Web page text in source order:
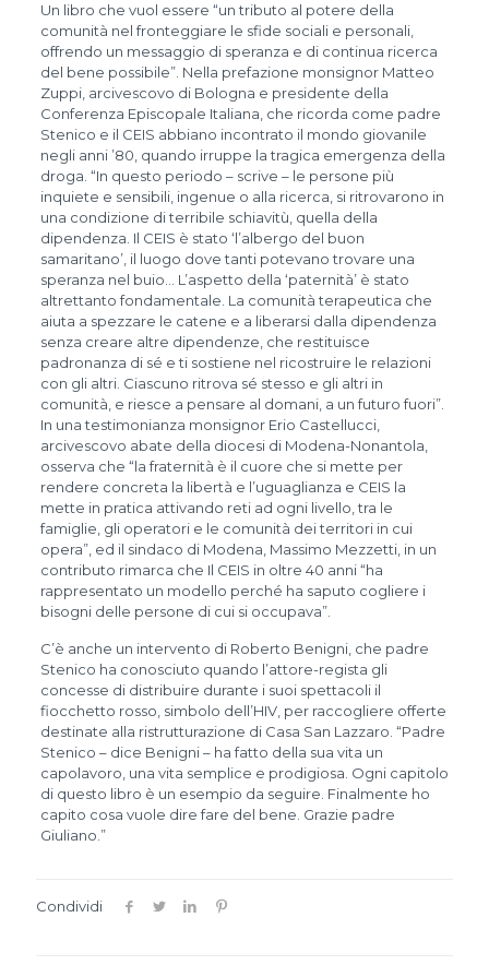
Un libro che vuol essere “un tributo al potere della
comunità nel fronteggiare le sfide sociali e personali,
offrendo un messaggio di speranza e di continua ricerca
del bene possibile”. Nella prefazione monsignor Matteo
Zuppi, arcivescovo di Bologna e presidente della
Conferenza Episcopale Italiana, che ricorda come padre
Stenico e il CEIS abbiano incontrato il mondo giovanile
negli anni ’80, quando irruppe la tragica emergenza della
droga. “In questo periodo – scrive – le persone più
inquiete e sensibili, ingenue o alla ricerca, si ritrovarono in
una condizione di terribile schiavitù, quella della
dipendenza. Il CEIS è stato ‘l’albergo del buon
samaritano’, il luogo dove tanti potevano trovare una
speranza nel buio… L’aspetto della ‘paternità’ è stato
altrettanto fondamentale. La comunità terapeutica che
aiuta a spezzare le catene e a liberarsi dalla dipendenza
senza creare altre dipendenze, che restituisce
padronanza di sé e ti sostiene nel ricostruire le relazioni
con gli altri. Ciascuno ritrova sé stesso e gli altri in
comunità, e riesce a pensare al domani, a un futuro fuori”.
In una testimonianza monsignor Erio Castellucci,
arcivescovo abate della diocesi di Modena-Nonantola,
osserva che “la fraternità è il cuore che si mette per
rendere concreta la libertà e l’uguaglianza e CEIS la
mette in pratica attivando reti ad ogni livello, tra le
famiglie, gli operatori e le comunità dei territori in cui
opera”, ed il sindaco di Modena, Massimo Mezzetti, in un
contributo rimarca che Il CEIS in oltre 40 anni “ha
rappresentato un modello perché ha saputo cogliere i
bisogni delle persone di cui si occupava”.
C’è anche un intervento di Roberto Benigni, che padre
Stenico ha conosciuto quando l’attore-regista gli
concesse di distribuire durante i suoi spettacoli il
fiocchetto rosso, simbolo dell’HIV, per raccogliere offerte
destinate alla ristrutturazione di Casa San Lazzaro. “Padre
Stenico – dice Benigni – ha fatto della sua vita un
capolavoro, una vita semplice e prodigiosa. Ogni capitolo
di questo libro è un esempio da seguire. Finalmente ho
capito cosa vuole dire fare del bene. Grazie padre
Giuliano.”
Condividi